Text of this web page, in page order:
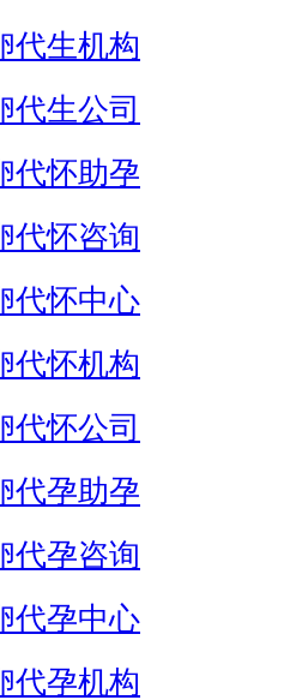
代生机构
代生公司
代怀助孕
代怀咨询
代怀中心
代怀机构
代怀公司
代孕助孕
代孕咨询
代孕中心
代孕机构